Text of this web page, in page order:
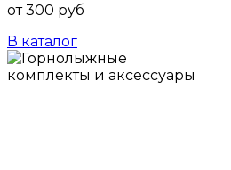
от 300 руб
В каталог